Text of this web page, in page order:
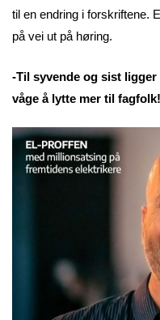
til en endring i forskriftene.
på vei ut på høring.
-Til syvende og sist
våge å lytte mer til fagfolk!